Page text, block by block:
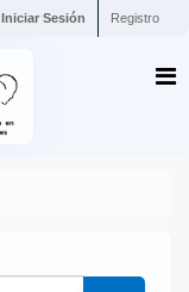
Iniciar Sesión Registro